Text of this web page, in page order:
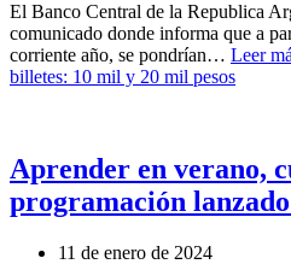
El Banco Central de la Republica
comunicado donde informa que a
corriente año, se pondrían… Leer
billetes: 10 mil y 20 mil pesos
Aprender en verano,
programación
11 de enero de 2024